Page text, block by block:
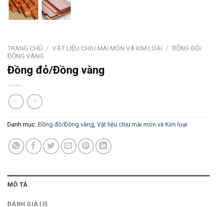
TRANG CHỦ / VẬT LIỆU CHỊU MÀI MÒN VÀ KIM LOẠI / ĐỒNG ĐỎ/
ĐỒNG VÀNG
Đồng đỏ/Đồng vàng
Danh mục: Đồng đỏ/Đồng vàng, Vật liệu chịu mài mòn và Kim loại
MÔ TẢ
ĐÁNH GIÁ (0)